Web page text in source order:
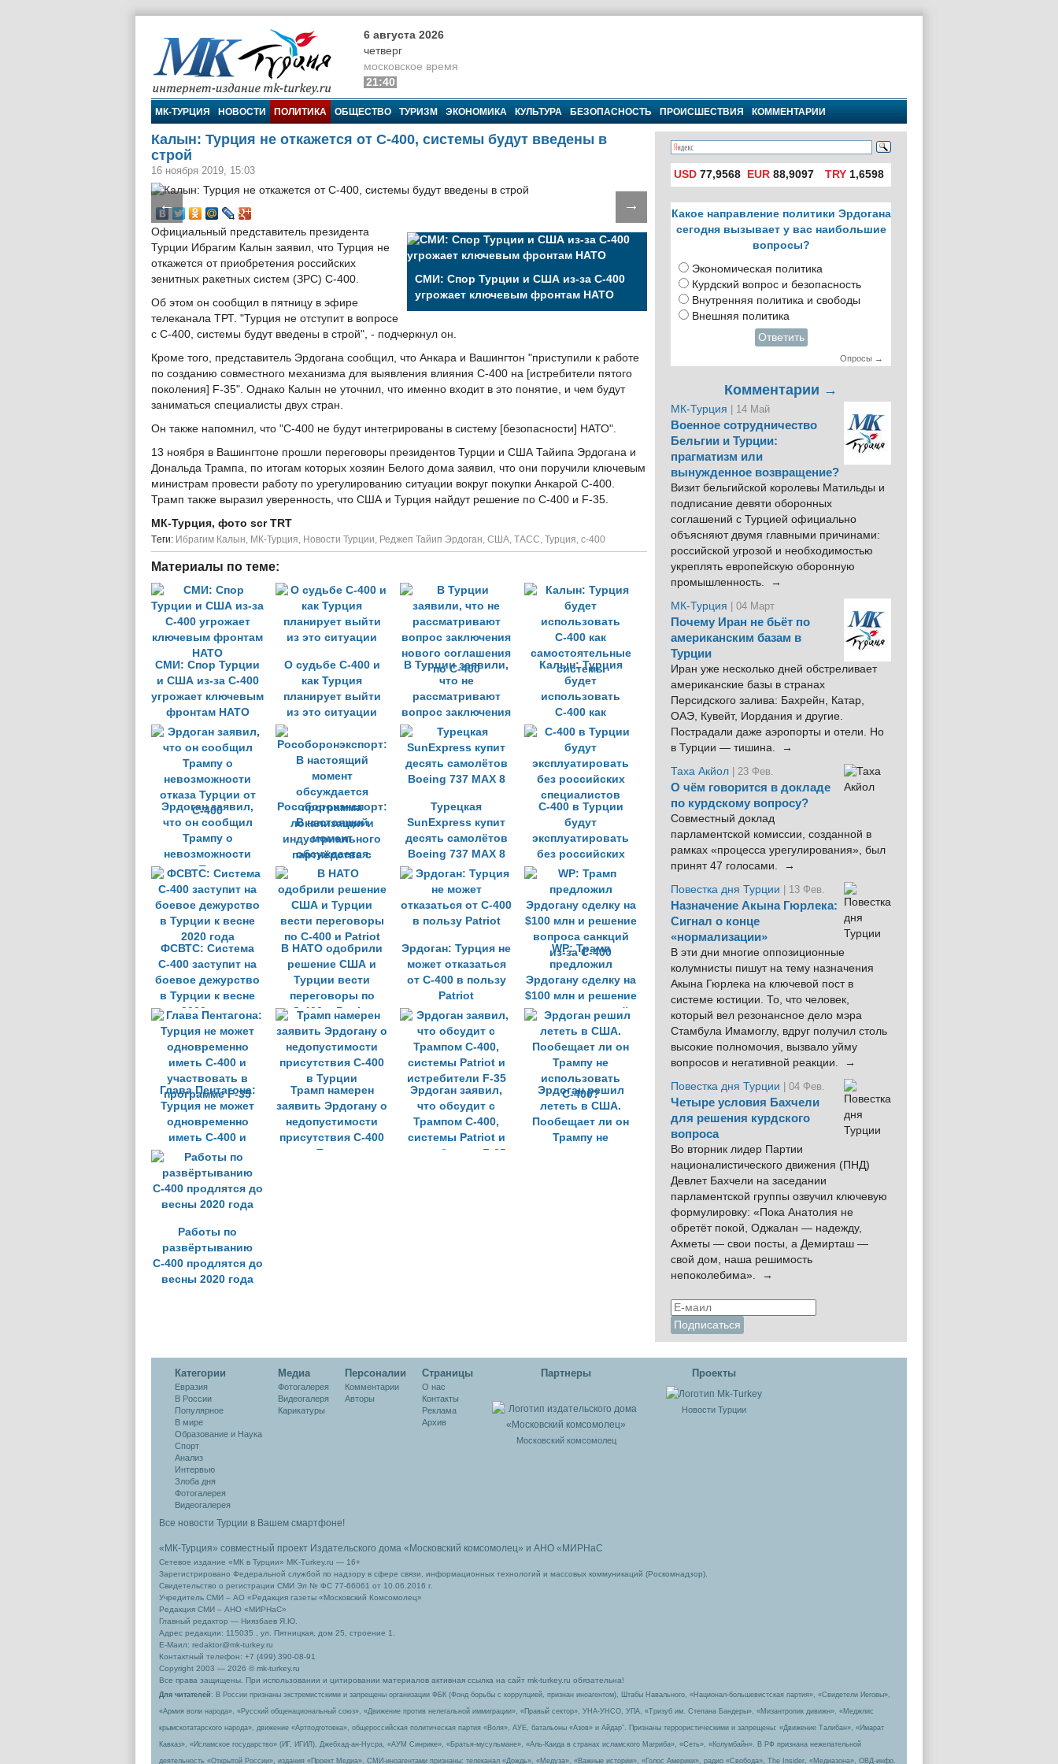
МК-Турция
6 августа 2026
четверг
московское время
21:40
МК-ТУРЦИЯ НОВОСТИ ПОЛИТИКА ОБЩЕСТВО ТУРИЗМ ЭКОНОМИКА КУЛЬТУРА БЕЗОПАСНОСТЬ ПРОИСШЕСТВИЯ КОММЕНТАРИИ
Калын: Турция не откажется от С-400, системы будут введены в
строй
16 ноября 2019, 15:03
← →
СМИ: Спор Турции и США из-за С-400
угрожает ключевым фронтам НАТО
Официальный представитель президента
Турции Ибрагим Калын заявил, что Турция не
откажется от приобретения российских
зенитных ракетных систем (ЗРС) С-400.
Об этом он сообщил в пятницу в эфире
телеканала ТРТ. "Турция не отступит в вопросе
с С-400, системы будут введены в строй", - подчеркнул он.
Кроме того, представитель Эрдогана сообщил, что Анкара и Вашингтон "приступили к работе
по созданию совместного механизма для выявления влияния С-400 на [истребители пятого
поколения] F-35". Однако Калын не уточнил, что именно входит в это понятие, и чем будут
заниматься специалисты двух стран.
Он также напомнил, что "С-400 не будут интегрированы в систему [безопасности] НАТО".
13 ноября в Вашингтоне прошли переговоры президентов Турции и США Тайипа Эрдогана и
Дональда Трампа, по итогам которых хозяин Белого дома заявил, что они поручили ключевым
министрам провести работу по урегулированию ситуации вокруг покупки Анкарой С-400.
Трамп также выразил уверенность, что США и Турция найдут решение по С-400 и F-35.
МК-Турция, фото scr TRT
Tеги: Ибрагим Калын, МК-Турция, Новости Турции, Реджеп Тайип Эрдоган, США, ТАСС, Турция, с-400
Материалы по теме:
СМИ: Спор Турции
и США из-за С-400
угрожает ключевым
фронтам НАТО
О судьбе С-400 и
как Турция
планирует выйти
из это ситуации
В Турции заявили,
что не
рассматривают
вопрос заключения
нового соглашения
по С-400
Калын: Турция
будет
использовать
С-400 как
самостоятельные
системы
Эрдоган заявил,
что он сообщил
Трампу о
невозможности
отказа Турции от
С-400
Рособоронэкспорт:
В настоящий
момент
обсуждается
программа
локализации и
индустриального
партнёрства с
турецкой стороной
Турецкая
SunExpress купит
десять самолётов
Boeing 737 MAX 8
С-400 в Турции
будут
эксплуатировать
без российских
специалистов
ФСВТС: Система
С-400 заступит на
боевое дежурство
в Турции к весне
2020 года
В НАТО одобрили
решение США и
Турции вести
переговоры по
С-400 и Patriot
Эрдоган: Турция не
может отказаться
от С-400 в пользу
Patriot
WP: Трамп
предложил
Эрдогану сделку на
$100 млн и решение
вопроса санкций
из-за С-400
Глава Пентагона:
Турция не может
одновременно
иметь С-400 и
участвовать в
программе F-35
Трамп намерен
заявить Эрдогану о
недопустимости
присутствия С-400
в Турции
Эрдоган заявил,
что обсудит с
Трампом С-400,
системы Patriot и
истребители F-35
Эрдоган решил
лететь в США.
Пообещает ли он
Трампу не
Работы по
развёртыванию
С-400 продлятся до
весны 2020 года
USD 77,9568 EUR 88,9097 TRY1,6598
Какое направление политики Эрдогана
сегодня вызывает у вас наибольшие
вопросы?
Экономическая политика
Курдский вопрос и безопасность
Внутренняя политика и свободы
Внешняя политика
Ответить
Опросы →
Комментарии →
МК-Турция | 14 Май
Военное сотрудничество
Бельгии и Турции:
прагматизм или
вынужденное возвращение?
Визит бельгийской королевы Матильды и
подписание девяти оборонных
соглашений с Турцией официально
объясняют двумя главными причинами:
российской угрозой и необходимостью
укреплять европейскую оборонную
промышленность. →
МК-Турция
| 04 Март
Почему Иран не бьёт по
американским базам в
Турции
Иран уже несколько дней обстреливает
американские базы в странах
Персидского залива: Бахрейн, Катар,
ОАЭ, Кувейт, Иордания и другие.
Пострадали даже аэропорты и отели. Но
в Турции — тишина. →
Таха Акйол | 23 Фев.
О чём говорится в докладе
по курдскому вопросу?
Совместный доклад
парламентской комиссии, созданной в
рамках «процесса урегулирования», был
принят 47 голосами. →
Повестка дня Турции
| 13 Фев.
Назначение Акына Гюрлека:
Сигнал о конце
«нормализации»
В эти дни многие оппозиционные
колумнисты пишут на тему назначения
Акына Гюрлека на ключевой пост в
системе юстиции. То, что человек,
который вел резонансное дело мэра
Стамбула Имамоглу, вдруг получил столь
высокие полномочия, вызвало уйму
вопросов и негативной реакции. →
Повестка дня Турции
| 04 Фев.
Четыре условия Бахчели
для решения курдского
вопроса
Во вторник лидер Партии
националистического движения (ПНД)
Девлет Бахчели на заседании
парламентской группы озвучил ключевую
формулировку: «Пока Анатолия не
обретёт покой, Оджалан — надежду,
Ахметы — свои посты, а Демирташ —
свой дом, наша решимость
непоколебима». →
Категории
Евразия
В России
Популярное
В мире
Образование и Наука
Спорт
Анализ
Интервью
Злоба дня
Фотогалерея
Видеогалерея
Медиа
Фотогалерея
Видеогалеря
Карикатуры
Персоналии
Комментарии
Авторы
Cтраницы
О нас
Контакты
Реклама
Архив
Партнеры
Московский комсомолец
Проекты
Новости Турции
Все новости Турции в Вашем смартфоне!
«МК-Турция» совместный проект Издательского дома «Московский комсомолец» и АНО «МИРНаС
Сетевое издание «МК в Турции» MK-Turkey.ru — 16+
Зарегистрировано Федеральной службой по надзору в сфере связи, информационных технологий и массовых коммуникаций (Роскомнадзор).
Свидетельство о регистрации СМИ Эл № ФС 77-66061 от 10.06.2016 г.
Учредитель СМИ – АО «Редакция газеты «Московский Комсомолец»
Редакция СМИ – АНО «МИРНаС»
Главный редактор — Ниязбаев Я.Ю.
Адрес редакции: 115035 , ул. Пятницкая, дом 25, строение 1.
Е-Маил: redaktor@mk-turkey.ru
Контактный телефон: +7 (499) 390-08-91
Copyright 2003 — 2026 © mk-turkey.ru
Все права защищены. При использовании и цитировании материалов активная ссылка на сайт mk-turkey.ru обязательна!
Для читателей : В России признаны экстремистскими и запрещены организации ФБК (Фонд борьбы с коррупцией, признан иноагентом), Штабы Навального, «Национал-большевистская партия», «Свидетели Иеговы»,
«Армия воли народа», «Русский общенациональный союз», «Движение против нелегальной иммиграции», «Правый сектор», УНА-УНСО, УПА, «Тризуб им. Степана Бандеры», «Мизантропик дивижн», «Меджлис
крымскотатарского народа», движение «Артподготовка», общероссийская политическая партия «Воля», АУЕ, батальоны «Азов» и Айдар″. Признаны террористическими и запрещены: «Движение Талибан», «Имарат
Кавказ», «Исламское государство» (ИГ, ИГИЛ), Джебхад-ан-Нусра, «АУМ Синрике», «Братья-мусульмане», «Аль-Каида в странах исламского Магриба», «Сеть», «Колумбайн». В РФ признана нежелательной
деятельность «Открытой России», издания «Проект Медиа». СМИ-иноагентами признаны: телеканал «Дождь», «Медуза», «Важные истории», «Голос Америки», радио «Свобода», The Insider, «Медиазона», ОВД-инфо.